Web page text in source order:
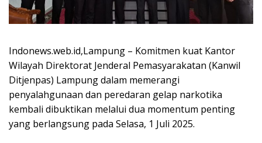
Indonews.web.id,Lampung – Komitmen kuat Kantor
Wilayah Direktorat Jenderal Pemasyarakatan (Kanwil
Ditjenpas) Lampung dalam memerangi
penyalahgunaan dan peredaran gelap narkotika
kembali dibuktikan melalui dua momentum penting
yang berlangsung pada Selasa, 1 Juli 2025.